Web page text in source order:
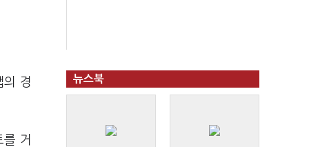
의 경
거
뉴스북